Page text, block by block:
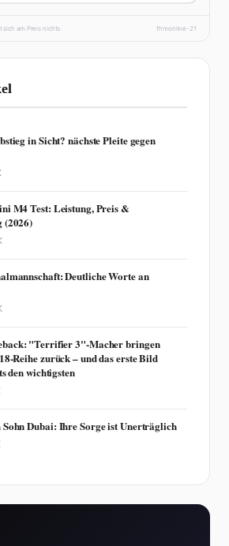
am Preis nichts. fhmonline-21
in Sicht? nächste Pleite gegen
M4 Test: Leistung, Preis &
(2026)
Deutliche Worte an
"Terrifier 3"-Macher bringen
Reihe zurück – und das erste Bild
den wichtigsten
Sohn Dubai: Ihre Sorge ist Unerträglich